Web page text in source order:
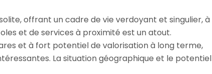
offrant un cadre de vie verdoyant et singulier, à
et de services à proximité est un atout.
et à fort potentiel de valorisation à long terme,
La situation géographique et le potentiel